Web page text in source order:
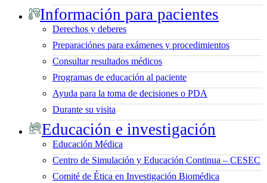
Información para pacientes
Derechos y deberes
Preparaciónes para exámenes y procedimientos
Consultar resultados médicos
Programas de educación al paciente
Ayuda para la toma de decisiones o PDA
Durante su visita
Educación e investigación
Educación Médica
Centro de Simulación y Educación Continua – CESEC
Comité de Ética en Investigación Biomédica